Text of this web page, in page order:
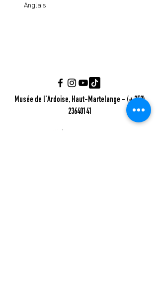
Anglais
Musée de l'Ardoise, Haut-Martelange - (+352)
23640141